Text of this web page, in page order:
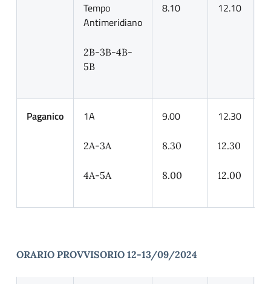
Tempo
Antimeridiano
2B-3B-4B-
5B
8.10 12.10
Paganico 1A
2A-3A
4A-5A
9.00
8.30
8.00
12.30
12.30
12.00
ORARIO PROVVISORIO 12-13/09/2024